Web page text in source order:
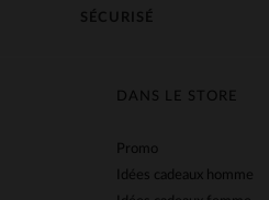
SÉCURISÉ
DANS LE STORE
Promo
Idées cadeaux homme